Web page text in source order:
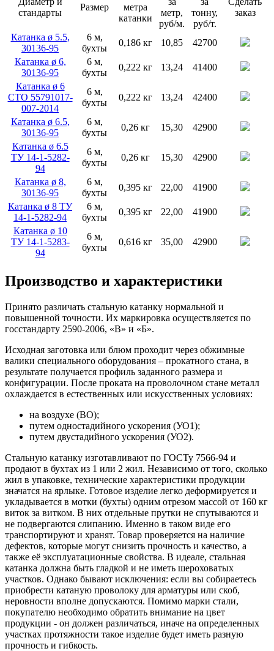
стандарты
Размер
метра
катанки
метр,
руб/м.
тонну,
руб/т.
заказ
Катанка ø 5.5,
30136-95
6 м,
бухты
0,186 кг 10,85
42700
Катанка ø 6,
30136-95
6 м,
бухты
0,222 кг 13,24
41400
Катанка ø 6
СТО 55791017-
007-2014
6 м,
бухты
0,222 кг 13,24 42400
Катанка ø 6.5,
30136-95
6 м,
бухты
0,26 кг 15,30
42900
Катанка ø 6.5
ТУ 14-1-5282-
94
6 м,
бухты
0,26 кг 15,30 42900
Катанка ø 8,
30136-95
6 м,
бухты
0,395 кг 22,00
41900
Катанка ø 8 ТУ
14-1-5282-94
6 м,
бухты
0,395 кг 22,00
41900
Катанка ø 10
ТУ 14-1-5283-
94
6 м,
бухты
0,616 кг 35,00 42900
Производство и характеристики
Принято различать стальную катанку нормальной и
повышенной точности. Их маркировка осуществляется по
госстандарту 2590-2006, «В» и «Б».
Исходная заготовка или блюм проходит через обжимные
валики специального оборудования – прокатного стана, в
результате получается профиль заданного размера и
конфигурации. После проката на проволочном стане металл
охлаждается в естественных или искусственных условиях:
на воздухе (ВО);
путем одностадийного ускорения (УО1);
путем двустадийного ускорения (УО2).
Стальную катанку изготавливают по ГОСТу 7566-94 и
продают в бухтах из 1 или 2 жил. Независимо от того, сколько
жил в упаковке, технические характеристики продукции
значатся на ярлыке. Готовое изделие легко деформируется и
укладывается в мотки (бухты) одним отрезом массой от 160 кг
виток за витком. В них отдельные прутки не спутываются и
не подвергаются слипанию. Именно в таком виде его
транспортируют и хранят. Товар проверяется на наличие
дефектов, которые могут снизить прочность и качество, а
также её эксплуатационные свойства. В идеале, стальная
катанка должна быть гладкой и не иметь шероховатых
участков. Однако бывают исключения: если вы собираетесь
приобрести катаную проволоку для арматуры или скоб,
неровности вполне допускаются. Помимо марки стали,
покупателю необходимо обратить внимание на цвет
продукции - он должен различаться, иначе на определенных
участках протяжности такое изделие будет иметь разную
прочность и гибкость.